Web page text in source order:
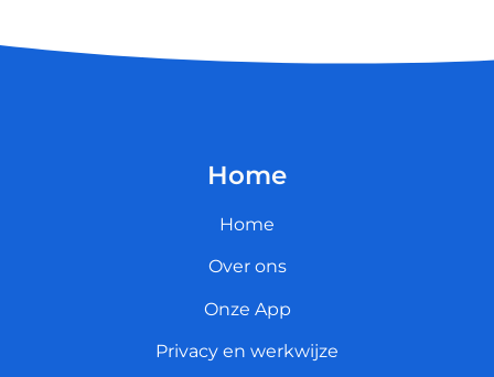
Home
Home
Over ons
Onze App
Privacy en werkwijze